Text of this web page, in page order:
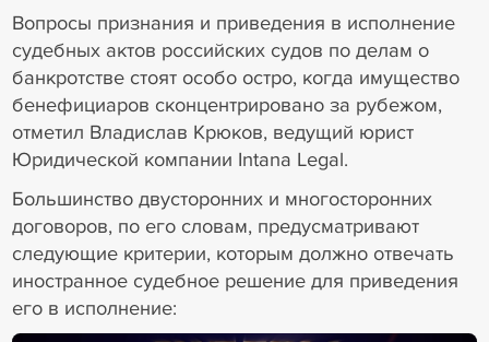
Вопросы признания и приведения в исполнение
судебных актов российских судов по делам о
банкротстве стоят особо остро, когда имущество
бенефициаров сконцентрировано за рубежом,
отметил Владислав Крюков, ведущий юрист
Юридической компании Intana Legal.
Большинство двусторонних и многосторонних
договоров, по его словам, предусматривают
следующие критерии, которым должно отвечать
иностранное судебное решение для приведения
его в исполнение: